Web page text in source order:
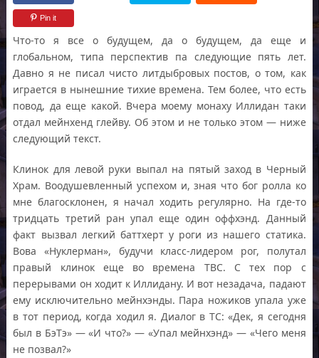
Pin it
Что-то я все о будущем, да о будущем, да еще и
глобальном, типа перспектив па следующие пять лет.
Давно я не писал чисто литдыбровых постов, о том, как
играется в нынешние тихие времена. Тем более, что есть
повод, да еще какой. Вчера моему монаху Иллидан таки
отдал мейнхенд глейву. Об этом и не только этом — ниже
следующий текст.
Клинок для левой руки выпал на пятый заход в Черный
Храм. Воодушевленный успехом и, зная что бог ролла ко
мне благосклонен, я начал ходить регулярно. На где-то
тридцать третий ран упал еще один оффхэнд. Данный
факт вызвал легкий баттхерт у роги из нашего статика.
Вова «Нуклерман», будучи класс-лидером рог, полутал
правый клинок еще во времена ТВС. С тех пор с
перерывами он ходит к Иллидану. И вот незадача, падают
ему исключительно мейнхэнды. Пара ножиков упала уже
в тот период, когда ходил я. Диалог в ТС: «Дек, я сегодня
был в БэТэ» — «И что?» — «Упал мейнхэнд» — «Чего меня
не позвал?»